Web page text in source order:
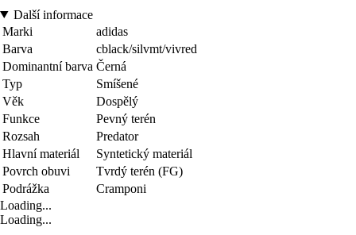
Další informace
Marki
adidas
Barva
cblack/silvmt/vivred
Dominantní barva Černá
Typ
Smíšené
Věk
Dospělý
Funkce
Pevný terén
Rozsah
Predator
Hlavní materiál
Syntetický materiál
Povrch obuvi
Tvrdý terén (FG)
Podrážka
Cramponi
Loading...
Loading...